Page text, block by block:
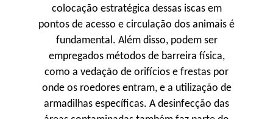
colocação estratégica dessas iscas em
pontos de acesso e circulação dos animais é
fundamental. Além disso, podem ser
empregados métodos de barreira física,
como a vedação de orifícios e frestas por
onde os roedores entram, e a utilização de
armadilhas específicas. A desinfecção das